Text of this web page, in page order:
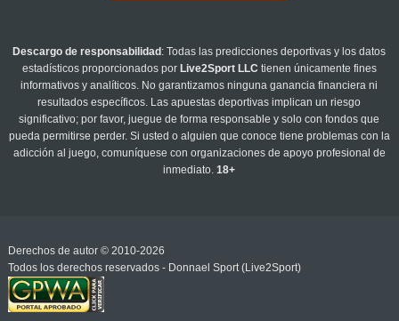
Descargo de responsabilidad : Todas las predicciones deportivas y los datos
estadísticos proporcionados por Live2Sport LLC tienen únicamente fines
informativos y analíticos. No garantizamos ninguna ganancia financiera ni
resultados específicos. Las apuestas deportivas implican un riesgo
significativo; por favor, juegue de forma responsable y solo con fondos que
pueda permitirse perder. Si usted o alguien que conoce tiene problemas con la
adicción al juego, comuníquese con organizaciones de apoyo profesional de
inmediato.18+
Derechos de autor © 2010-2026
Todos los derechos reservados - Donnael Sport (Live2Sport)